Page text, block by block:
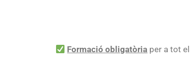
Formació obligatòria per a tot